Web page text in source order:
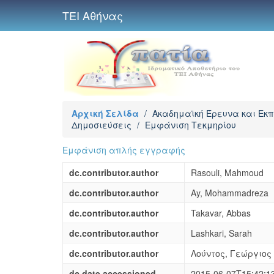
ΤΕΙ Αθήνας
Αρχική Σελίδα / Ακαδημαϊκή Έρευνα και
Δημοσιεύσεις / Εμφάνιση Τεκμηρίου
Εμφάνιση απλής εγγραφής
dc.contributor.author
Rasouli, Mahmoud
dc.contributor.author
Ay, Mohammadreza
dc.contributor.author
Takavar, Abbas
dc.contributor.author
Lashkari, Sarah
dc.contributor.author
Λούντος, Γεώργιος